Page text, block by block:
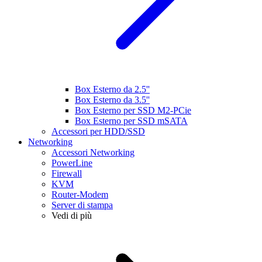
Box Esterno da 2.5''
Box Esterno da 3.5''
Box Esterno per SSD M2-PCie
Box Esterno per SSD mSATA
Accessori per HDD/SSD
Networking
Accessori Networking
PowerLine
Firewall
KVM
Router-Modem
Server di stampa
Vedi di più